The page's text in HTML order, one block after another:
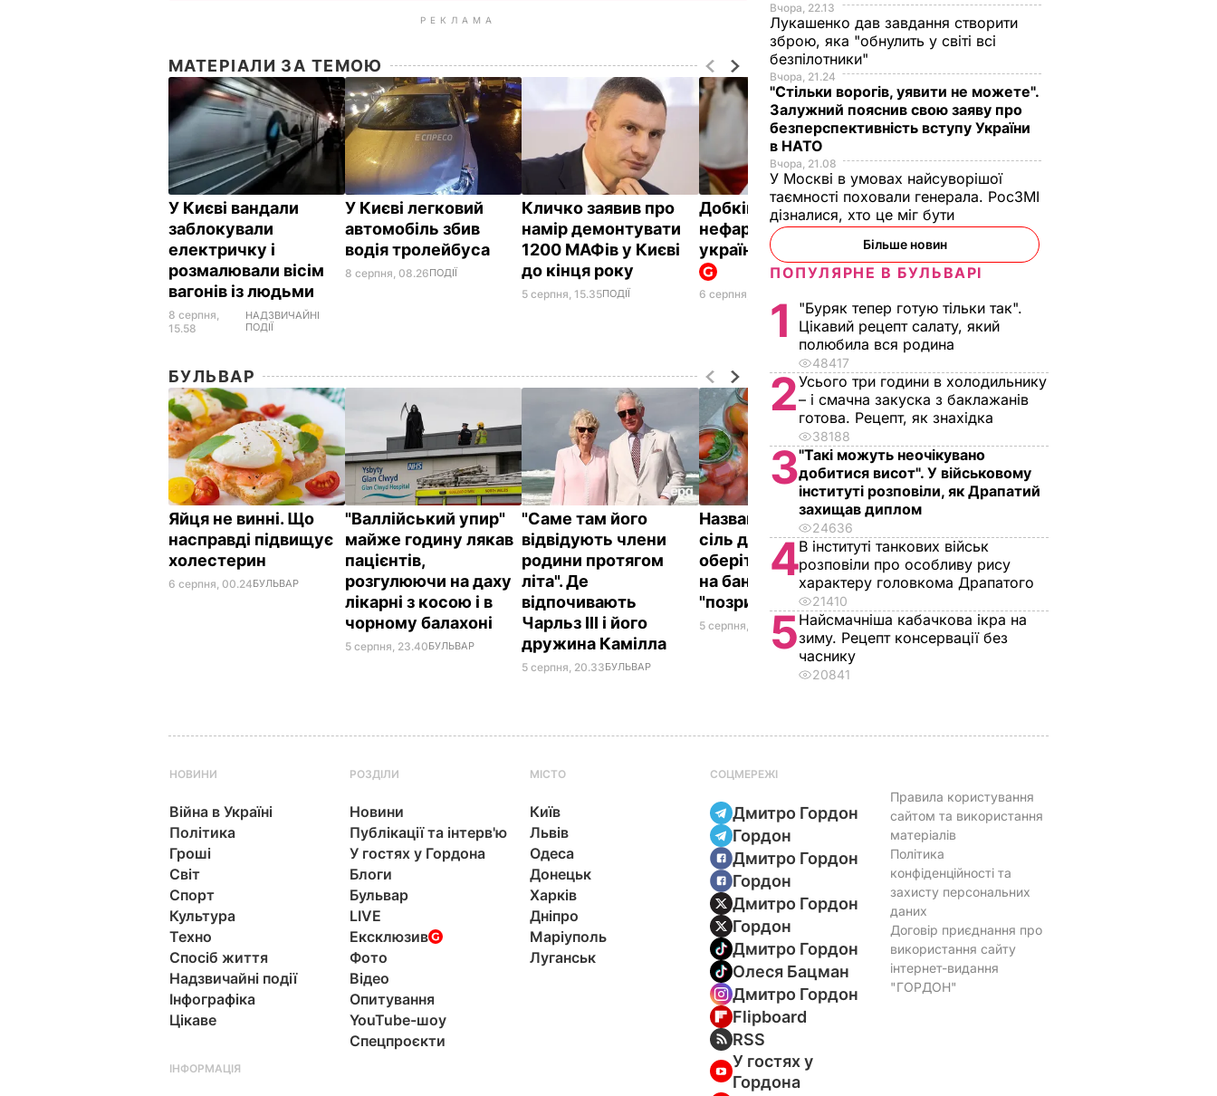
РЕКЛАМА
МАТЕРІАЛИ ЗА ТЕМОЮ
У Києві вандали
заблокували
електричку і
розмалювали вісім
вагонів із людьми
8 серпня,
15.58
НАДЗВИЧАЙНІ
ПОДІЇ
У Києві легковий
автомобіль збив
водія тролейбуса
8 серпня, 08.26ПОДІЇ
Кличко заявив про
намір демонтувати
1200 МАФів у Києві
до кінця року
5 серпня, 15.35ПОДІЇ
Добкін: Київ –
нефартове місце для
української столиці
6 серпня, 09.35
БУЛЬВАР
Яйця не винні. Що
насправді підвищує
холестерин
6 серпня, 00.24БУЛЬВАР
"Валлійський упир"
майже годину лякав
пацієнтів,
розгулюючи на даху
лікарні з косою і в
чорному балахоні
5 серпня, 23.40БУЛЬВАР
"Саме там його
відвідують члени
родини протягом
літа". Де
відпочивають
Чарльз III і його
дружина Камілла
5 серпня, 20.33БУЛЬВАР
Названа найкраща
сіль для консервації,
оберіть її – і кришки
на банках не
"позриває"
5 серпня, 19.25 БУЛЬВАР
Марія Бурмака: Нам
кажуть, що буде
важка зима, і я не
знаю, що робити, бо в
їхати
5 серпня, 17.43БУЛЬВАР
Вчора, 22.13
Лукашенко дав завдання створити
зброю, яка "обнулить у світі всі
безпілотники"
Вчора, 21.24
"Стільки ворогів, уявити не можете".
Залужний пояснив свою заяву про
безперспективність вступу України
в НАТО
Вчора, 21.08
У Москві в умовах найсуворішої
таємності поховали генерала. РосЗМІ
дізналися, хто це міг бути
Більше новин
ПОПУЛЯРНЕ В БУЛЬВАРІ
1
"Буряк тепер готую тільки так".
Цікавий рецепт салату, який
полюбила вся родина
48417
2Усього три години в холодильнику
– і смачна закуска з баклажанів
готова. Рецепт, як знахідка
38188
3"Такі можуть неочікувано
добитися висот". У військовому
інституті розповіли, як Драпатий
захищав диплом
24636
4В інституті танкових військ
розповіли про особливу рису
характеру головкома Драпатого
21410
5Найсмачніша кабачкова ікра на
зиму. Рецепт консервації без
часнику
20841
НОВИНИ
Війна в Україні
Політика
Гроші
Світ
Спорт
Культура
Техно
Спосіб життя
Надзвичайні події
Інфографіка
Цікаве
РОЗДІЛИ
Новини
Публікації та інтерв'ю
У гостях у Гордона
Блоги
Бульвар
LIVE
Ексклюзив
Фото
Відео
Опитування
YouTube-шоу
Спецпроєкти
МІСТО
Київ
Львів
Одеса
Донецьк
Харків
Дніпро
Маріуполь
Луганськ
СОЦМЕРЕЖІ
Дмитро Гордон
Гордон
Дмитро Гордон
Гордон
Дмитро Гордон
Гордон
Дмитро Гордон
Олеся Бацман
Дмитро Гордон
Flipboard
RSS
У гостях у
Гордона
ІНФОРМАЦІЯ
Правила користування
сайтом та використання
матеріалів
Політика
конфіденційності та
захисту персональних
даних
Договір приєднання про
використання сайту
інтернет-видання
"ГОРДОН"